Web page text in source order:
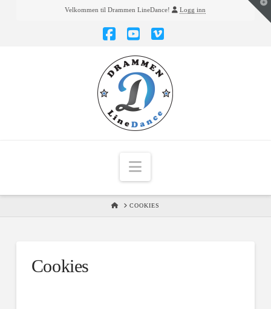
Velkommen til Drammen LineDance! Logg inn
Navigation
HOMECOOKIES
Cookies